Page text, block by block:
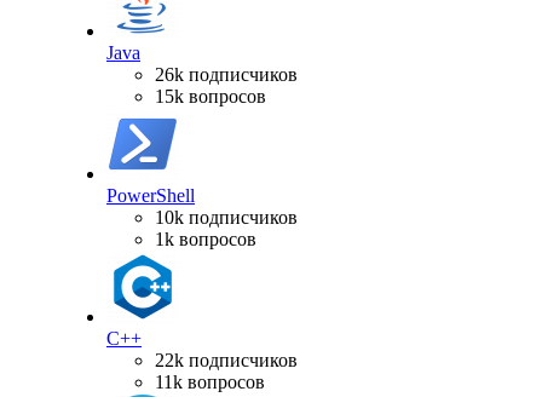
Java
26k подписчиков
15k вопросов
PowerShell
10k подписчиков
1k вопросов
C++
22k подписчиков
11k вопросов